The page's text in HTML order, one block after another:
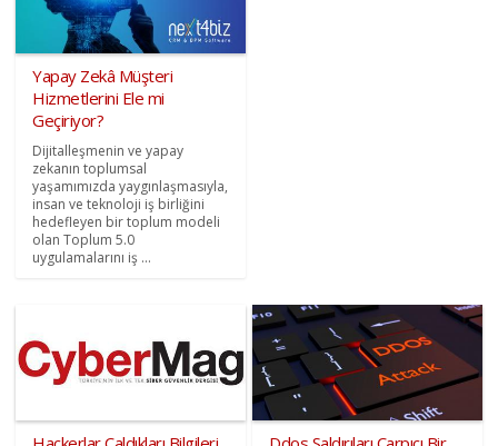
Yapay Zekâ Müşteri
Hizmetlerini Ele mi
Geçiriyor?
Dijitalleşmenin ve yapay
zekanın toplumsal
yaşamımızda yaygınlaşmasıyla,
insan ve teknoloji iş birliğini
hedefleyen bir toplum modeli
olan Toplum 5.0
uygulamalarını iş ...